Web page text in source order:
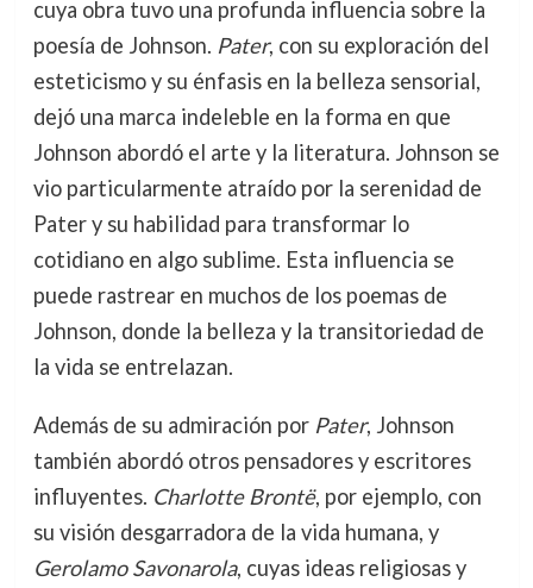
cuya obra tuvo una profunda influencia sobre la
poesía de Johnson. Pater, con su exploración del
esteticismo y su énfasis en la belleza sensorial,
dejó una marca indeleble en la forma en que
Johnson abordó el arte y la literatura. Johnson se
vio particularmente atraído por la serenidad de
Pater y su habilidad para transformar lo
cotidiano en algo sublime. Esta influencia se
puede rastrear en muchos de los poemas de
Johnson, donde la belleza y la transitoriedad de
la vida se entrelazan.
Además de su admiración por Pater, Johnson
también abordó otros pensadores y escritores
influyentes. Charlotte Brontë, por ejemplo, con
su visión desgarradora de la vida humana, y
Gerolamo Savonarola, cuyas ideas religiosas y